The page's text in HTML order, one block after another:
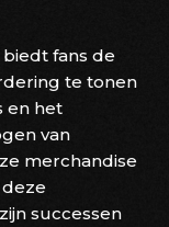
fans de
te tonen
en het
van
merchandise
successen